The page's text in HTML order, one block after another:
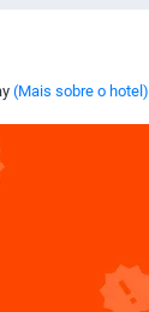
(Mais sobre o hotel)